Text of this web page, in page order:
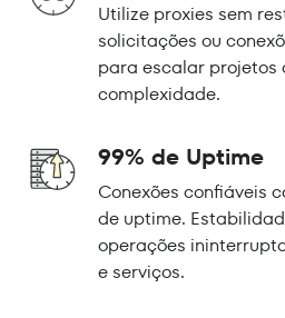
Utilize proxies sem
solicitações ou
para escalar projetos
complexidade.
99% de Uptime
Conexões confiáveis
de uptime.
operações
e serviços.